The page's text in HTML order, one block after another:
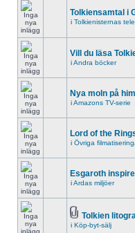
Tolkiensamtal i
i Tolkienisternas
Vill du läsa
iAndra böcker
Nya moln på
iAmazons TV-serie
Lord of the
i Övriga
Esgaroth
iArdas miljöer
Tolkien
i Köp-byt-sälj